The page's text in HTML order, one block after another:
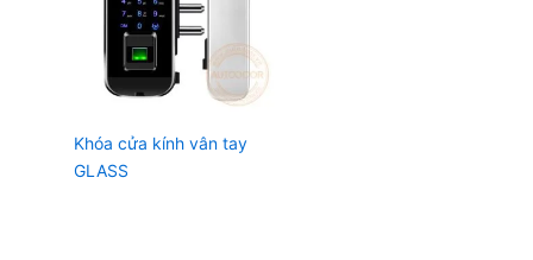
Khóa cửa kính vân tay
GLASS